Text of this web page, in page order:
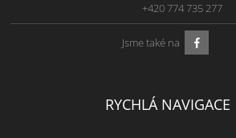
+420 774 735 277
Jsme také na
RYCHLÁ NAVIGACE